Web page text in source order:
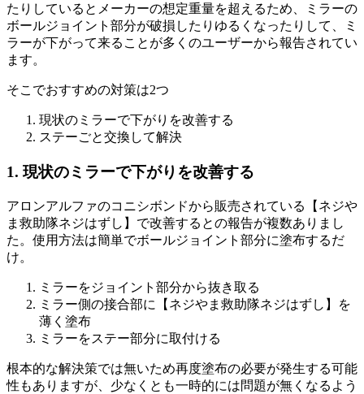
たりしているとメーカーの想定重量を超えるため、ミラーの
ボールジョイント部分が破損したりゆるくなったりして、ミ
ラーが下がって来ることが多くのユーザーから報告されてい
ます。
そこでおすすめの対策は2つ
現状のミラーで下がりを改善する
ステーごと交換して解決
1. 現状のミラーで下がりを改善する
アロンアルファのコニシボンドから販売されている【ネジや
ま救助隊ネジはずし】で改善するとの報告が複数ありまし
た。使用方法は簡単でボールジョイント部分に塗布するだ
け。
ミラーをジョイント部分から抜き取る
ミラー側の接合部に【ネジやま救助隊ネジはずし】を
薄く塗布
ミラーをステー部分に取付ける
根本的な解決策では無いため再度塗布の必要が発生する可能
性もありますが、少なくとも一時的には問題が無くなるよう